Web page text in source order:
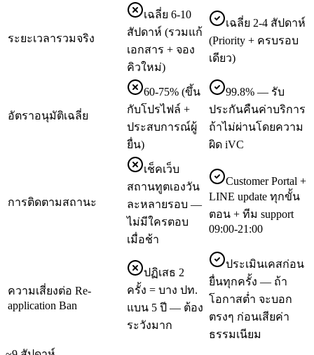
ระยะเวลารวมจริง
เฉลี่ย 6-10
สัปดาห์ (รวมแก้
เอกสาร + จอง
คิวใหม่)
เฉลี่ย 2-4 สัปดาห์
(Priority + ครบรอบ
เดียว)
อัตราอนุมัติเฉลี่ย
60-75% (ขึ้น
กับโปรไฟล์ +
ประสบการณ์ผู้
ยื่น)
99.8% — รับ
ประกันคืนค่าบริการ
ถ้าไม่ผ่านโดยความ
ผิด iVC
การติดตามสถานะ
เช็คเว็บ
สถานทูตเองวัน
ละหลายรอบ —
ไม่มีใครตอบ
เมื่อช้า
Customer Portal +
LINE update ทุกขั้น
ตอน + ทีม support
09:00-21:00
ความเสี่ยงต่อ Re-
application Ban
ปฏิเสธ 2
ครั้ง = บาง ปท.
แบน 5 ปี — ต้อง
ระวังมาก
ประเมินเคสก่อน
ยื่นทุกครั้ง — ถ้า
โอกาสต่ำ จะบอก
ตรงๆ ก่อนเสียค่า
ธรรมเนียม